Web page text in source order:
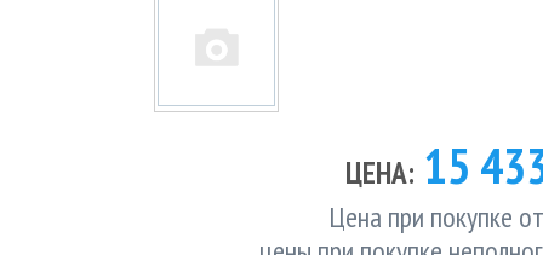
ЦЕНА: 15
Цена при покупке